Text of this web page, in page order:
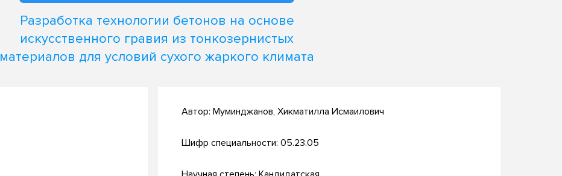
Разработка технологии бетонов на основе
искусственного гравия из тонкозернистых
материалов для условий сухого жаркого климата
Автор: Муминджанов, Хикматилла Исмаилович
Шифр специальности: 05.23.05